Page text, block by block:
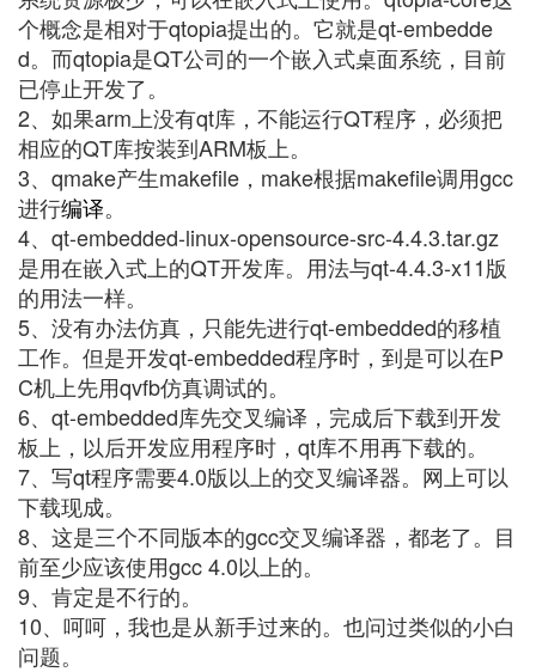
个概念是相对于qtopia提出的。它就是qt-embedde
d。而qtopia是QT公司的一个嵌入式桌面系统，目前
已停止开发了。
2、如果arm上没有qt库，不能运行QT程序，必须把
相应的QT库按装到ARM板上。
3、qmake产生makefile，make根据makefile调用gcc
进行编译。
4、qt-embedded-linux-opensource-src-4.4.3.tar.gz
是用在嵌入式上的QT开发库。用法与qt-4.4.3-x11版
的用法一样。
5、没有办法仿真，只能先进行qt-embedded的移植
工作。但是开发qt-embedded程序时，到是可以在P
C机上先用qvfb仿真调试的。
6、qt-embedded库先交叉编译，完成后下载到开发
板上，以后开发应用程序时，qt库不用再下载的。
7、写qt程序需要4.0版以上的交叉编译器。网上可以
下载现成。
8、这是三个不同版本的gcc交叉编译器，都老了。目
前至少应该使用gcc 4.0以上的。
9、肯定是不行的。
10、呵呵，我也是从新手过来的。也问过类似的小白
问题。